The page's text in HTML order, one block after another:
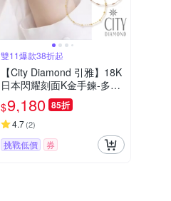
雙11爆款38折起
【City Diamond 引雅】18K
日本閃耀刻面K金手鍊-多款
多色任選(東京Yuki表參道系
列)
$9,180 85折
4.7(2)
挑戰低價 券